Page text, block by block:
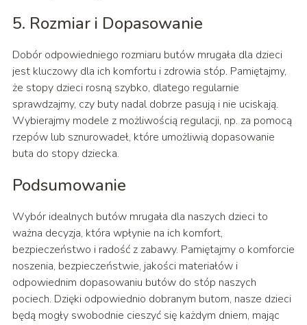
5. Rozmiar i Dopasowanie
Dobór odpowiedniego rozmiaru butów mrugała dla dzieci
jest kluczowy dla ich komfortu i zdrowia stóp. Pamiętajmy,
że stopy dzieci rosną szybko, dlatego regularnie
sprawdzajmy, czy buty nadal dobrze pasują i nie uciskają.
Wybierajmy modele z możliwością regulacji, np. za pomocą
rzepów lub sznurowadeł, które umożliwią dopasowanie
buta do stopy dziecka.
Podsumowanie
Wybór idealnych butów mrugała dla naszych dzieci to
ważna decyzja, która wpłynie na ich komfort,
bezpieczeństwo i radość z zabawy. Pamiętajmy o komforcie
noszenia, bezpieczeństwie, jakości materiałów i
odpowiednim dopasowaniu butów do stóp naszych
pociech. Dzięki odpowiednio dobranym butom, nasze dzieci
będą mogły swobodnie cieszyć się każdym dniem, mając